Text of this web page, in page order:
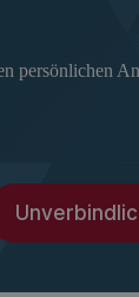
persönlichen